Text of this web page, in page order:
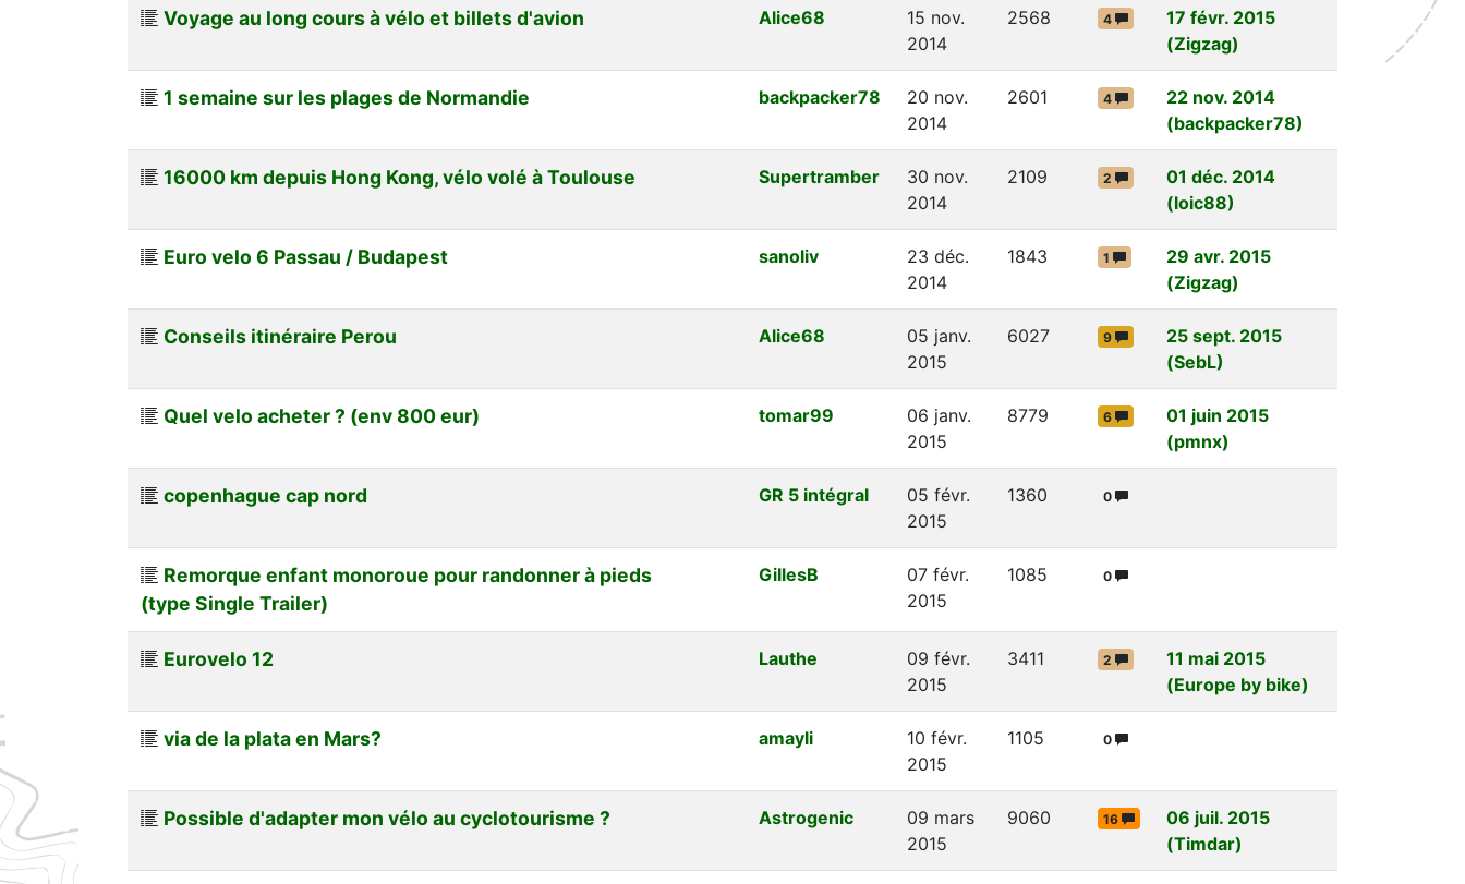
Voyage au long cours à vélo et billets d'avion Alice68
15 nov.
2014
2568 4
17 févr. 2015
(Zigzag)
1 semaine sur les plages de Normandie backpacker78
20 nov.
2014
2601 4
22 nov. 2014
(backpacker78)
16000 km depuis Hong Kong, vélo volé à Toulouse Supertramber
30 nov.
2014
2109 2
01 déc. 2014
(loic88)
Euro velo 6 Passau / Budapest sanoliv
23 déc.
2014
1843 1
29 avr. 2015
(Zigzag)
Conseils itinéraire Perou Alice68
05 janv.
2015
6027 9
25 sept. 2015
(SebL)
Quel velo acheter ? (env 800 eur) tomar99
06 janv.
2015
8779 6
01 juin 2015
(pmnx)
copenhague cap nord GR 5 intégral
05 févr.
2015
1360 0
Remorque enfant monoroue pour randonner à pieds
(type Single Trailer)
GillesB
07 févr.
2015
1085 0
Eurovelo 12 Lauthe
09 févr.
2015
3411 2
11 mai 2015
(Europe by bike)
via de la plata en Mars? amayli
10 févr.
2015
1105 0
Possible d'adapter mon vélo au cyclotourisme ? Astrogenic
09 mars
2015
9060 16
06 juil. 2015
(Timdar)